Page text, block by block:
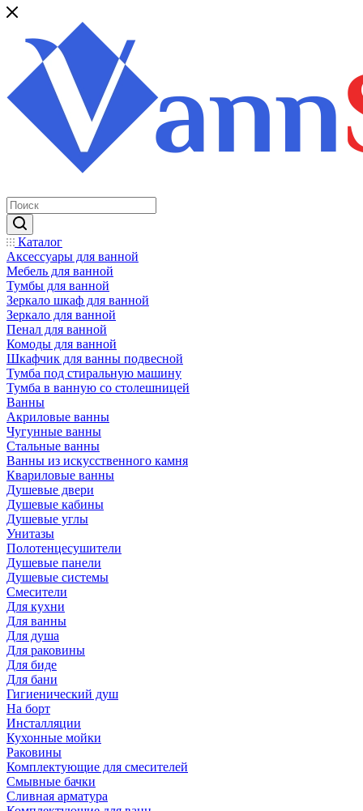
Каталог
Аксессуары для ванной
Мебель для ванной
Тумбы для ванной
Зеркало шкаф для ванной
Зеркало для ванной
Пенал для ванной
Комоды для ванной
Шкафчик для ванны подвесной
Тумба под стиральную машину
Тумба в ванную со столешницей
Ванны
Акриловые ванны
Чугунные ванны
Стальные ванны
Ванны из искусственного камня
Квариловые ванны
Душевые двери
Душевые кабины
Душевые углы
Унитазы
Полотенцесушители
Душевые панели
Душевые системы
Смесители
Для кухни
Для ванны
Для душа
Для раковины
Для биде
Для бани
Гигиенический душ
На борт
Инсталляции
Кухонные мойки
Раковины
Комплектующие для смесителей
Смывные бачки
Сливная арматура